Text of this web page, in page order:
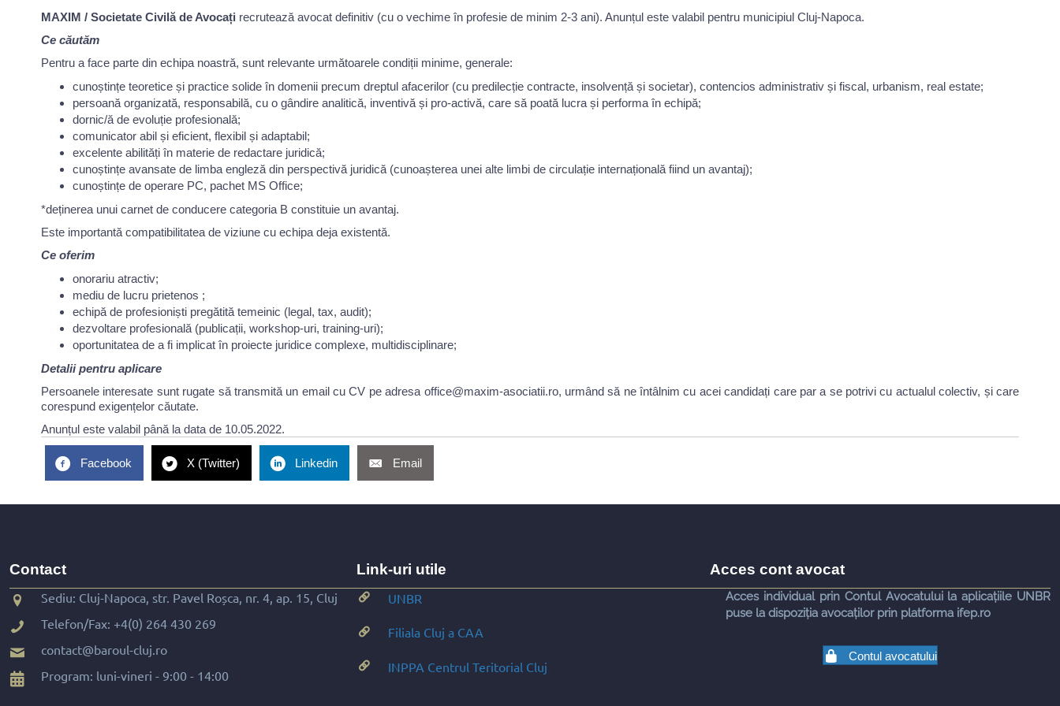
MAXIM / Societate Civilă de Avocați recrutează avocat definitiv (cu o vechime în profesie de minim 2-3 ani). Anunțul este valabil pentru municipiul Cluj-Napoca.
Ce căutăm
Pentru a face parte din echipa noastră, sunt relevante următoarele condiții minime, generale:
cunoștințe teoretice și practice solide în domenii precum dreptul afacerilor (cu predilecție contracte, insolvență și societar), contencios administrativ și fiscal, urbanism, real estate;
persoană organizată, responsabilă, cu o gândire analitică, inventivă și pro-activă, care să poată lucra și performa în echipă;
dornic/ă de evoluție profesională;
comunicator abil și eficient, flexibil și adaptabil;
excelente abilități în materie de redactare juridică;
cunoștințe avansate de limba engleză din perspectivă juridică (cunoașterea unei alte limbi de circulație internațională fiind un avantaj);
cunoștințe de operare PC, pachet MS Office;
*deținerea unui carnet de conducere categoria B constituie un avantaj.
Este importantă compatibilitatea de viziune cu echipa deja existentă.
Ce oferim
onorariu atractiv;
mediu de lucru prietenos ;
echipă de profesioniști pregătită temeinic (legal, tax, audit);
dezvoltare profesională (publicații, workshop-uri, training-uri);
oportunitatea de a fi implicat în proiecte juridice complexe, multidisciplinare;
Detalii pentru aplicare
Persoanele interesate sunt rugate să transmită un email cu CV pe adresa office@maxim-asociatii.ro, urmând să ne întâlnim cu acei candidați care par a se potrivi cu actualul colectiv, și care
corespund exigențelor căutate.
Anunțul este valabil până la data de 10.05.2022.
Facebook X (Twitter) Linkedin Email
Contact
Sediu: Cluj-Napoca, str. Pavel Roșca, nr. 4, ap. 15, Cluj
Telefon/Fax: +4(0) 264 430 269
contact@baroul-cluj.ro
Program: luni-vineri - 9:00 - 14:00
Link-uri utile
UNBR
Filiala Cluj a CAA
INPPA Centrul Teritorial Cluj
Acces cont avocat
Acces individual prin Contul Avocatului la aplicațiile UNBR
puse la dispoziția avocaților prin platforma ifep.ro
Contul avocatului